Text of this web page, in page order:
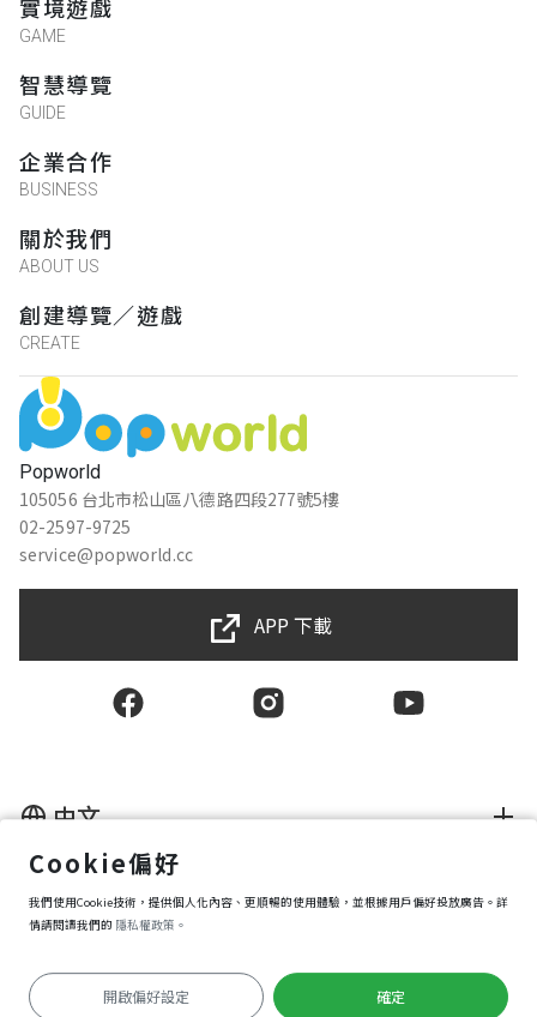
前往APP遊玩
Popworld
105056 台北市松山區八德路四段277號5樓
02-2597-9725
service@popworld.cc
實境遊戲
GAME
智慧導覽
GUIDE
企業合作
BUSINESS
關於我們
ABOUT US
創建導覽／遊戲
CREATE
APP 下載
隱私權保護政策
資訊安全政策
Copyright © 2025 Popworld Inc. All Rights Reserved.
中文
Cookie偏好
我們使用Cookie技術，提供個人化內容、更順暢的使用體驗，並根據用戶偏好投放廣告。詳
情請閱讀我們的 隱私權政策。
開啟偏好設定 確定